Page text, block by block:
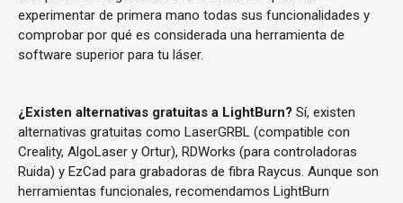
experimentar de primera mano todas sus funcionalidades y
comprobar por qué es considerada una herramienta de
software superior para tu láser.
¿Existen alternativas gratuitas a LightBurn? Sí, existen
alternativas gratuitas como LaserGRBL (compatible con
Creality, AlgoLaser y Ortur), RDWorks (para controladoras
Ruida) y EzCad para grabadoras de fibra Raycus. Aunque son
herramientas funcionales, recomendamos LightBurn